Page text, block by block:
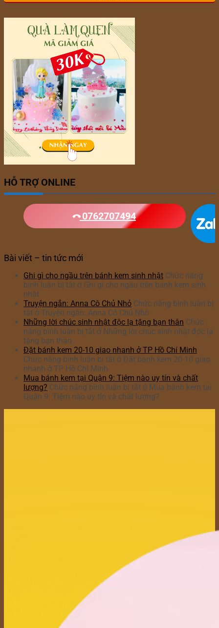
HỖ TRỢ ONLINE
0762707494
Bài viết – tin tức mới
Ghi gì cho ngầu trên bánh kem sinh nhật Chức năng
bình luận bị tắt ở Ghi gì cho ngầu trên bánh kem sinh
nhật
Truyện ngắn: Anna Cô Chủ Nhỏ Chức năng bình luận bị
tắt ở Truyện ngắn: Anna Cô Chủ Nhỏ
Những lời chúc sinh nhật độc lạ tặng bạn thân Chức
năng bình luận bị tắt ở Những lời chúc sinh nhật độc lạ
tặng bạn thân
Đặt bánh kem 20-10 giao nhanh ở TP Hồ Chí Minh
Chức năng bình luận bị tắt ở Đặt bánh kem 20-10 giao
nhanh ở TP Hồ Chí Minh
Mua bánh kem tại Quận 9: Tiệm nào uy tín và chất
lượng? Chức năng bình luận bị tắt ở Mua bánh kem tại
Quận 9: Tiệm nào uy tín và chất lượng?